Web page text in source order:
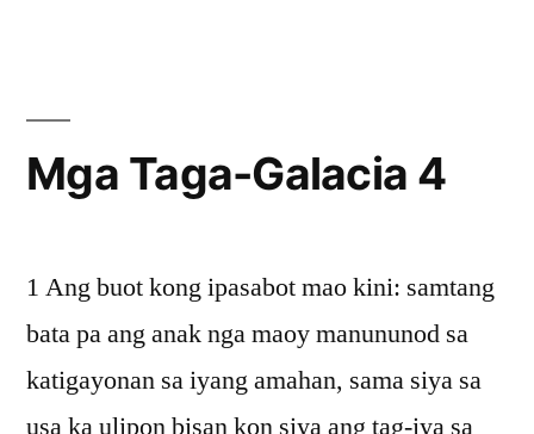
Mga Taga-Galacia 4
1 Ang buot kong ipasabot mao kini: samtang
bata pa ang anak nga maoy manununod sa
katigayonan sa iyang amahan, sama siya sa
usa ka ulipon bisan kon siya ang tag-iya sa